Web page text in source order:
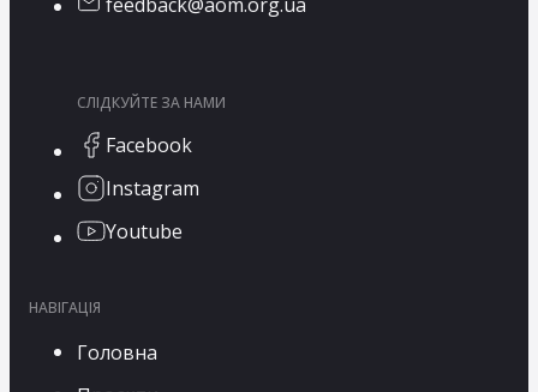
СЛІДКУЙТЕ ЗА НАМИ
Facebook
Instagram
Youtube
НАВІГАЦІЯ
Головна